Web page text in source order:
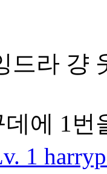
드라 걍
에 1번
1